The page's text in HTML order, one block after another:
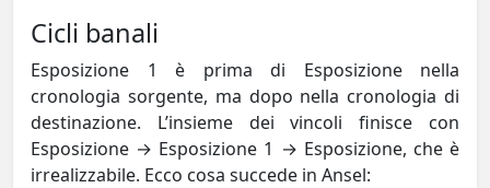
Cicli banali
Esposizione 1 è prima di Esposizione nella
cronologia sorgente, ma dopo nella cronologia di
destinazione. L’insieme dei vincoli finisce con
Esposizione → Esposizione 1 → Esposizione, che è
irrealizzabile. Ecco cosa succede in Ansel: